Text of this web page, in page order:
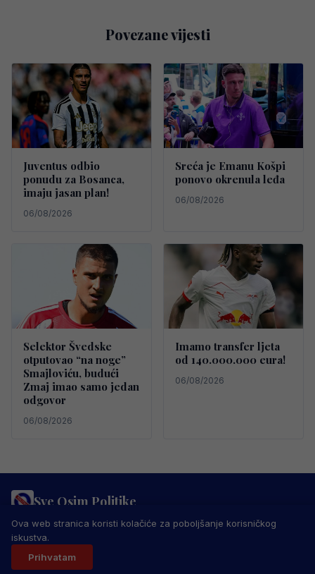
Povezane vijesti
Juventus odbio
ponudu za Bosanca,
imaju jasan plan!
06/08/2026
Sreća je Emanu Košpi
ponovo okrenula leđa
06/08/2026
Selektor Švedske
otputovao “na noge”
Smajloviću, budući
Zmaj imao samo jedan
odgovor
06/08/2026
Imamo transfer ljeta
od 140.000.000 eura!
06/08/2026
Sve Osim Politike
PRAVILA PRIVATNOSTIMARKETING USLOVI KORIŠTENJA
IMPRESSUM
© 2026 Sve Osim Politike. Sva prava zadržana.
Ova web stranica koristi kolačiće za poboljšanje korisničkog
iskustva.
Prihvatam